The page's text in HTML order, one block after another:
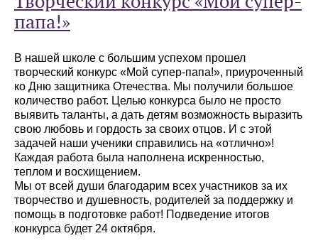
папа!»
В нашей школе с большим успехом прошел
творческий конкурс «Мой супер-папа!», приуроченный
ко Дню защитника Отечества. Мы получили большое
количество работ. Целью конкурса было не просто
выявить таланты, а дать детям возможность выразить
свою любовь и гордость за своих отцов. И с этой
задачей наши ученики справились на «отлично»!
Каждая работа была наполнена искренностью,
теплом и восхищением.
Мы от всей души благодарим всех участников за их
творчество и душевность, родителей за поддержку и
помощь в подготовке работ! Подведение итогов
конкурса будет 24 октября.